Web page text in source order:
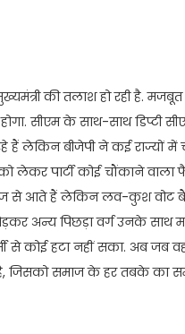
की तलाश हो रही है.
सीएम के साथ-साथ डिप्टी
हैं लेकिन बीजेपी ने कई राज्यों में
लेकर पार्टी कोई चौंकाने
से आते हैं लेकिन लव-कुश
अन्य पिछड़ा वर्ग उनके साथ
से कोई हटा नहीं सका. अब जब
है, जिसको समाज के हर तबके का